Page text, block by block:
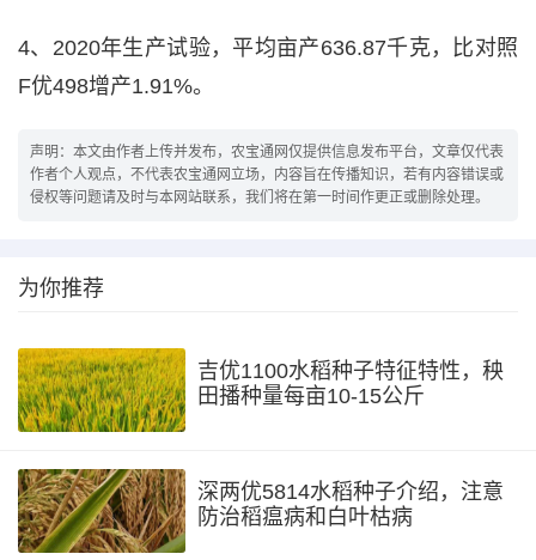
4、2020年生产试验，平均亩产636.87千克，比对照
F优498增产1.91%。
声明：本文由作者上传并发布，农宝通网仅提供信息发布平台，文章仅代表
作者个人观点，不代表农宝通网立场，内容旨在传播知识，若有内容错误或
侵权等问题请及时与本网站联系，我们将在第一时间作更正或删除处理。
为你推荐
吉优1100水稻种子特征特性，秧
田播种量每亩10-15公斤
深两优5814水稻种子介绍，注意
防治稻瘟病和白叶枯病